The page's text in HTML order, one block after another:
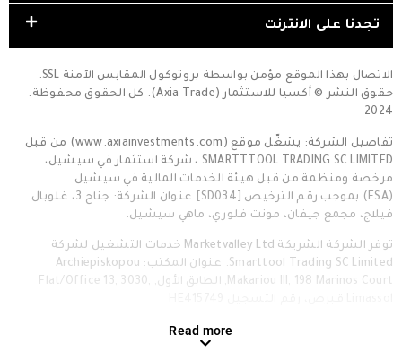
تجدنا على الانترنت
الاتصال بهذا الموقع مؤمن بواسطة بروتوكول المقابس الآمنة SSL.
حقوق النشر © أكسيا للاستثمار (Axia Trade). كل الحقوق محفوظة.
2024
تفاصيل الشركة: يشغّل موقع (www.axiainvestments.com) من قبل
SMARTTTOOL TRADING SC LIMITED ، شركة استثمار في سيشيل،
مرخصة ومنظمة من قبل هيئة الخدمات المالية في سيشيل
(FSA) بموجب رقم الترخيص [SD034].عنوان الشركة: جناح 3، غلوبال
فيلاج، مجمع جيفان، مونت فلوري، ماهي سيشيل.
توفر الشركة الشريكة Marketvalley Ltd خدمات التشغيل لشركة
Smarttool Trading SC Limited. عنوان المكتب: Archiepiskopou
Makariou III, 198 Marinos Court, الطابق الأول, Flat/Office 13, 3030,
Read more